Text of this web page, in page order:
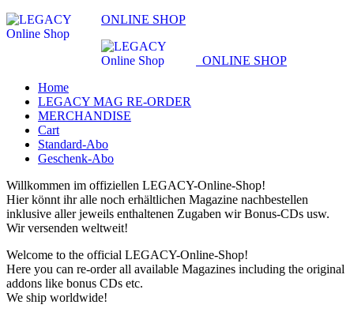
ONLINE SHOP
ONLINE SHOP
Home
LEGACY MAG RE-ORDER
MERCHANDISE
Cart
Standard-Abo
Geschenk-Abo
Willkommen im offiziellen LEGACY-Online-Shop!
Hier könnt ihr alle noch erhältlichen Magazine nachbestellen
inklusive aller jeweils enthaltenen Zugaben wir Bonus-CDs usw.
Wir versenden weltweit!
Welcome to the official LEGACY-Online-Shop!
Here you can re-order all available Magazines including the original
addons like bonus CDs etc.
We ship worldwide!